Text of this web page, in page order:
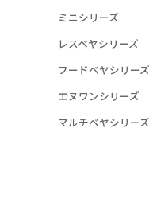
ミニシリーズ
レスベヤシリーズ
フードベヤシリーズ
エヌワンシリーズ
マルチベヤシリーズ